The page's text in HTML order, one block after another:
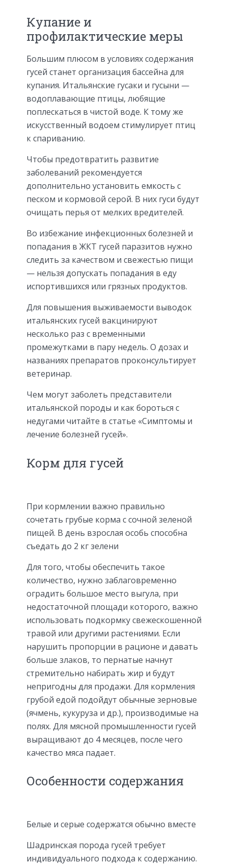
Купание и
профилактические меры
Большим плюсом в условиях содержания
гусей станет организация бассейна для
купания. Итальянские гусаки и гусыни —
водоплавающие птицы, любящие
поплескаться в чистой воде. К тому же
искусственный водоем стимулирует птиц
к спариванию.
Чтобы предотвратить развитие
заболеваний рекомендуется
дополнительно установить емкость с
песком и кормовой серой. В них гуси будут
очищать перья от мелких вредителей.
Во избежание инфекционных болезней и
попадания в ЖКТ гусей паразитов нужно
следить за качеством и свежестью пищи
— нельзя допускать попадания в еду
испортившихся или грязных продуктов.
Для повышения выживаемости выводок
итальянских гусей вакцинируют
несколько раз с временными
промежутками в пару недель. О дозах и
названиях препаратов проконсультирует
ветеринар.
Чем могут заболеть представители
итальянской породы и как бороться с
недугами читайте в статье «Симптомы и
лечение болезней гусей».
Корм для гусей
При кормлении важно правильно
сочетать грубые корма с сочной зеленой
пищей. В день взрослая особь способна
съедать до 2 кг зелени
Для того, чтобы обеспечить такое
количество, нужно заблаговременно
оградить большое место выгула, при
недостаточной площади которого, важно
использовать подкормку свежескошенной
травой или другими растениями. Если
нарушить пропорции в рационе и давать
больше злаков, то пернатые начнут
стремительно набирать жир и будут
непригодны для продажи. Для кормления
грубой едой подойдут обычные зерновые
(ячмень, кукуруза и др.), производимые на
полях. Для мясной промышленности гусей
выращивают до 4 месяцев, после чего
качество мяса падает.
Особенности содержания
Белые и серые содержатся обычно вместе
Шадринская порода гусей требует
индивидуального подхода к содержанию.